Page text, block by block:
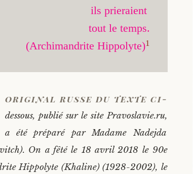
ils prieraient
tout le temps.
(Archimandrite Hippolyte)1
original russe du texte ci-
dessous, publié sur le site Pravoslavie.ru,
a été préparé par Madame Nadejda
On a fêté le 18 avril 2018 le 90e
Hippolyte (Khaline) (1928-2002), le